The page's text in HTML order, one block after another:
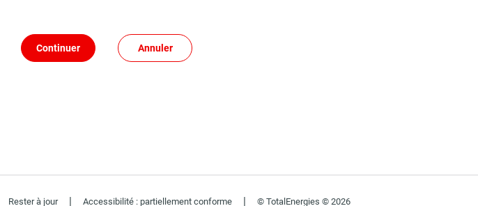
e-mail
Continuer Annuler
Rester à jour | Accessibilité : partiellement conforme | © TotalEnergies © 2026